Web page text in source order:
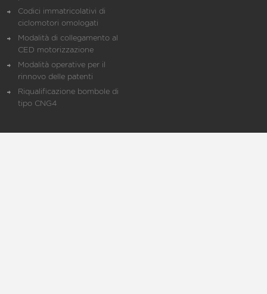
Codici immatricolativi di
ciclomotori omologati
Modalità di collegamento al
CED motorizzazione
Modalità operative per il
rinnovo delle patenti
Riqualificazione bombole di
tipo CNG4